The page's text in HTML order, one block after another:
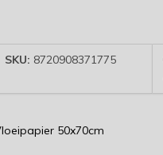
SKU: 8720908371775
50x70cm